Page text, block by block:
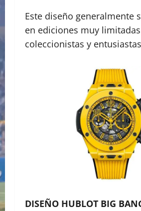
​Este diseño generalmente
en ediciones muy
coleccionistas y
DISEÑO HUBLOT BIG